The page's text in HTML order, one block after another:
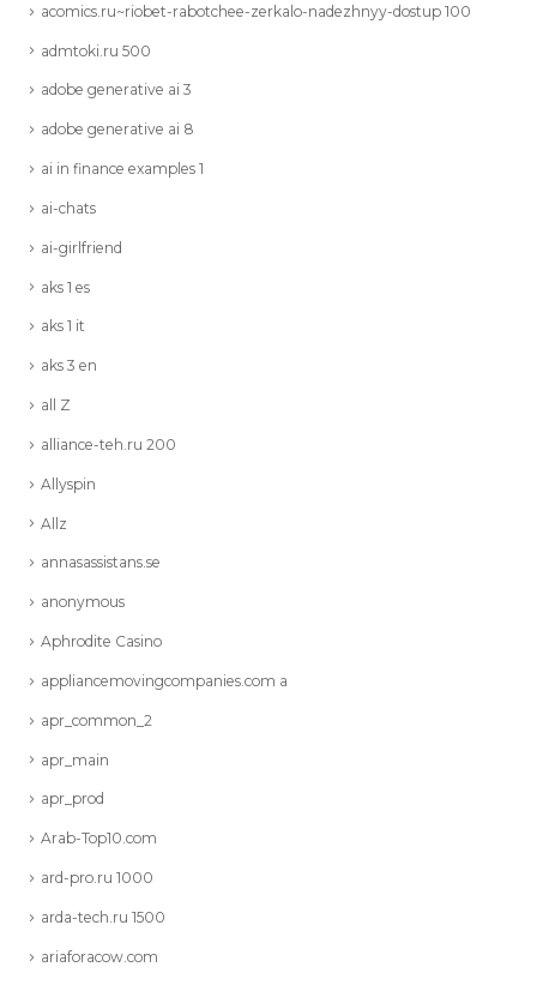
acomics.ru~riobet-rabotchee-zerkalo-nadezhnyy-dostup 100
admtoki.ru 500
adobe generative ai 3
adobe generative ai 8
ai in finance examples 1
ai-chats
ai-girlfriend
aks 1 es
aks 1 it
aks 3 en
all Z
alliance-teh.ru 200
Allyspin
Allz
annasassistans.se
anonymous
Aphrodite Casino
appliancemovingcompanies.com a
apr_common_2
apr_main
apr_prod
Arab-Top10.com
ard-pro.ru 1000
arda-tech.ru 1500
ariaforacow.com